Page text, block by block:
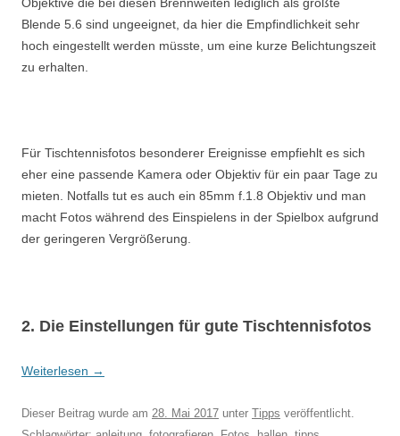
Blende 5.6 sind ungeeignet, da hier die Empfindlichkeit sehr
hoch eingestellt werden müsste, um eine kurze Belichtungszeit
zu erhalten.
Für Tischtennisfotos besonderer Ereignisse empfiehlt es sich
eher eine passende Kamera oder Objektiv für ein paar Tage zu
mieten. Notfalls tut es auch ein 85mm f.1.8 Objektiv und man
macht Fotos während des Einspielens in der Spielbox aufgrund
der geringeren Vergrößerung.
2. Die Einstellungen für gute Tischtennisfotos
Weiterlesen →
Dieser Beitrag wurde am 28. Mai 2017 unter Tipps veröffentlicht.